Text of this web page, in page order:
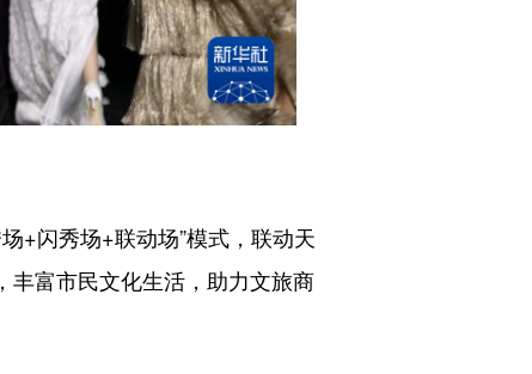
+闪秀场+联动场”模式，联动天
丰富市民文化生活，助力文旅商